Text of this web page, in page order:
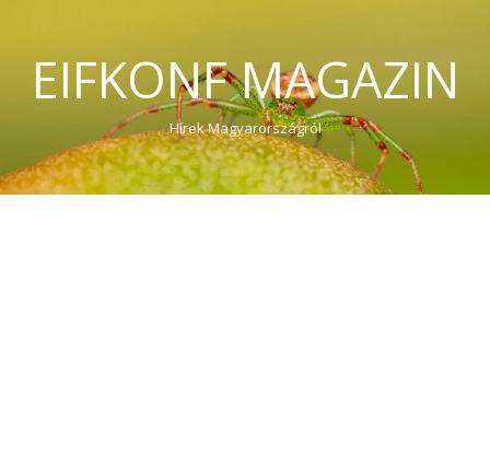
EIFKONF MAGAZIN
Hírek Magyarországról